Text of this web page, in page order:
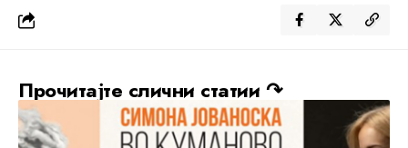
Прочитајте слични статии ↷